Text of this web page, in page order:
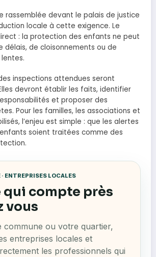
rassemblée devant le palais de justice
locale à cette exigence. Le
: la protection des enfants ne peut
délais, de cloisonnements ou de
inspections attendues seront
devront établir les faits, identifier
et proposer des
Pour les familles, les associations et
l’enjeu est simple : que les alertes
soient traitées comme des
ENTREPRISES LOCALES
qui compte près
vous
commune ou votre quartier,
entreprises locales et
les professionnels qui